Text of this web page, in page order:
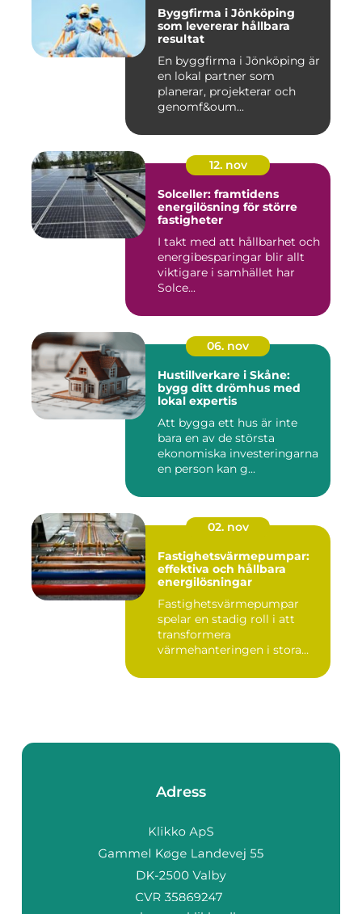
Byggfirma i Jönköping
som levererar hållbara
resultat
En byggfirma i Jönköping är
en lokal partner som
planerar, projekterar och
genomf&oum...
12. nov
Solceller: framtidens
energilösning för större
fastigheter
I takt med att hållbarhet och
energibesparingar blir allt
viktigare i samhället har
Solce...
06. nov
Hustillverkare i Skåne:
bygg ditt drömhus med
lokal expertis
Att bygga ett hus är inte
bara en av de största
ekonomiska investeringarna
en person kan g...
02. nov
Fastighetsvärmepumpar:
effektiva och hållbara
energilösningar
Fastighetsvärmepumpar
spelar en stadig roll i att
transformera
värmehanteringen i stora
Adress